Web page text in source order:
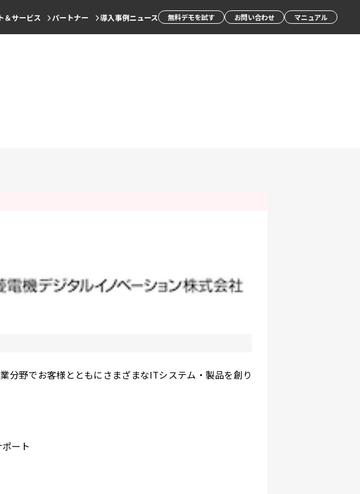
＆サービス パートナー 導入事例ニュース 無料デモを試す お問い合わせ マニュアル
分野でお客様とともにさまざまなITシステム・製品を創り
ート